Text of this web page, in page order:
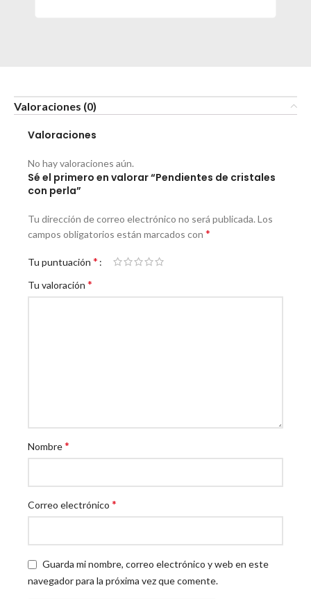
Valoraciones (0)
Valoraciones
No hay valoraciones aún.
Sé el primero en valorar “Pendientes de cristales
con perla”
Tu dirección de correo electrónico no será publicada. Los
campos obligatorios están marcados con *
Tu puntuación *
Tu valoración *
Nombre*
Correo electrónico *
Guarda mi nombre, correo electrónico y web en este
navegador para la próxima vez que comente.